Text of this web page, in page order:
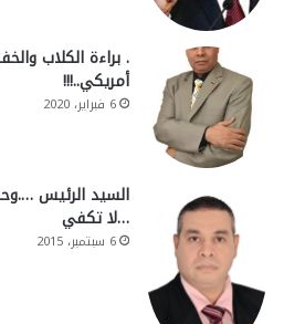
. براءة الكلاب
أمريكي..!!!
6 فبراير، 2020
السيد الرئيس
…لا تكفي
6 سبتمبر، 2015